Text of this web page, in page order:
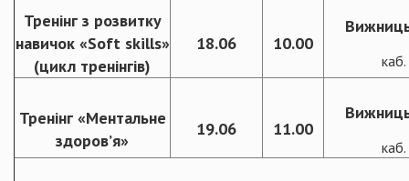
Тренінг з розвитку
навичок «Soft skills»
(цикл тренінгів)
18.06 10.00
Тренінг «Ментальне
здоров’я»
19.06 11.00